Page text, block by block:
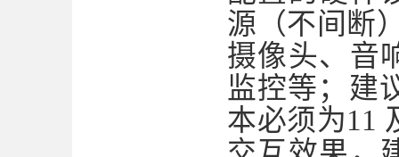
源（不间断
摄像头、音
监控等；建
本必须为11